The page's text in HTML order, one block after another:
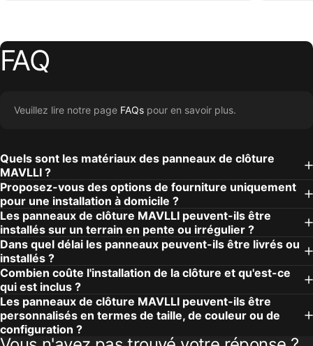
FAQ
Veuillez lire notre page FAQs pour en savoir plus.
Quels sont les matériaux des panneaux de clôture
MAVLLI ?
Proposez-vous des options de fourniture uniquement
pour une installation à domicile ?
Les panneaux de clôture MAVLLI peuvent-ils être
installés sur un terrain en pente ou irrégulier ?
Dans quel délai les panneaux peuvent-ils être livrés ou
installés ?
Combien coûte l'installation de la clôture et qu'est-ce
qui est inclus ?
Les panneaux de clôture MAVLLI peuvent-ils être
personnalisés en termes de taille, de couleur ou de
configuration ?